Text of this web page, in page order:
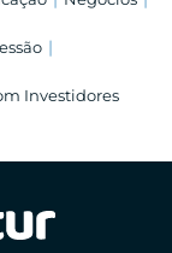
Investidores